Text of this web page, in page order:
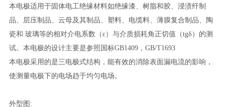
本电极适用于固体电工绝缘材料如绝缘漆、树脂和胶、浸渍纤制
品、层压制品、云母及其制品、塑料、电缆料、薄膜复合制品、陶
瓷和 玻璃等的相对介电系数（ε）与介质损耗角正切值（tgδ ）的测
试。本电极的设计主要是参照国标GB1409，GB/T1693
本电极采用的是三电极式结构，能有效的消除表面漏电流的影响，
使测量电极下的电场趋于均匀电场。
外型图: